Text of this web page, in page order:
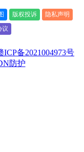
版权投诉
隐私声明
议
ICP备2021004973号
防护